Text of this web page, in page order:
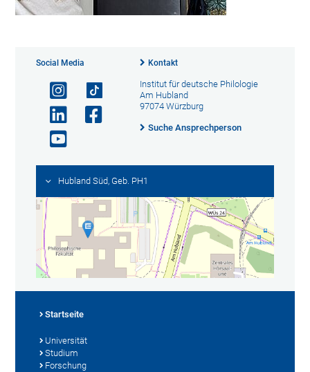
Social Media Kontakt
Institut für deutsche Philologie
Am Hubland
97074 Würzburg
Suche Ansprechperson
Hubland Süd, Geb. PH1
Startseite
Universität
Studium
Forschung